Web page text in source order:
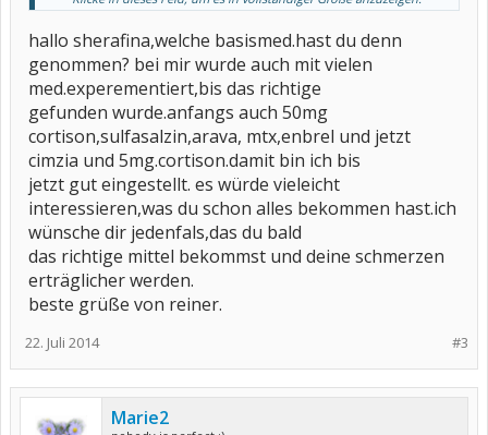
Meinung ich soll auf keinen Fall reduzieren. jetzt weiß ich nicht
sehr hohen Dosen nie annähernd schmerzfrei bin
hallo sherafina,welche basismed.hast du denn
genommen? bei mir wurde auch mit vielen
med.experementiert,bis das richtige
gefunden wurde.anfangs auch 50mg
cortison,sulfasalzin,arava, mtx,enbrel und jetzt
cimzia und 5mg.cortison.damit bin ich bis
jetzt gut eingestellt. es würde vieleicht
interessieren,was du schon alles bekommen hast.ich
wünsche dir jedenfals,das du bald
das richtige mittel bekommst und deine schmerzen
erträglicher werden.
beste grüße von reiner.
#3
22. Juli 2014
Marie2